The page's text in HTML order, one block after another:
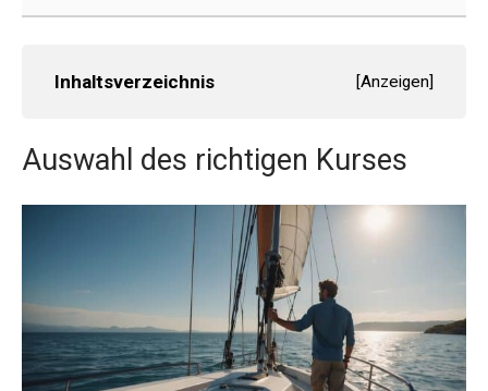
Inhaltsverzeichnis [Anzeigen]
Auswahl des richtigen Kurses